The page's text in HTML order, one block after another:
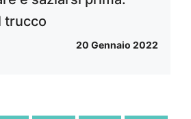
trucco
20 Gennaio 2022